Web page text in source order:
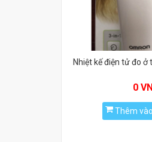
0
Thêm